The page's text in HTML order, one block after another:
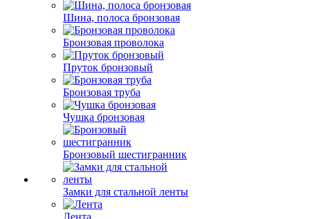
Шина, полоса бронзовая
Бронзовая проволока
Пруток бронзовый
Бронзовая труба
Чушка бронзовая
Бронзовый шестигранник
Замки для стальной ленты
Лента